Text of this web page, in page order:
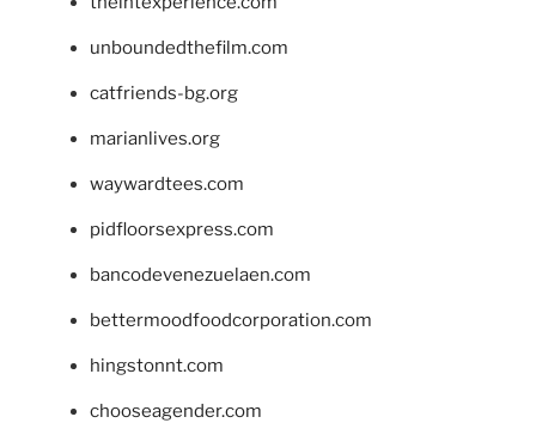
unboundedthefilm.com
catfriends-bg.org
marianlives.org
waywardtees.com
pidfloorsexpress.com
bancodevenezuelaen.com
bettermoodfoodcorporation.com
hingstonnt.com
chooseagender.com